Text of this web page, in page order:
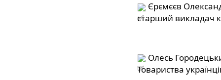
Єрємєєв
старший викладач
Олесь
Товариства